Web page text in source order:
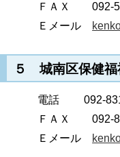
ＦＡＸ 092-
Ｅメール
５ 城南区保健
電話 092-
ＦＡＸ 092-
Ｅメール